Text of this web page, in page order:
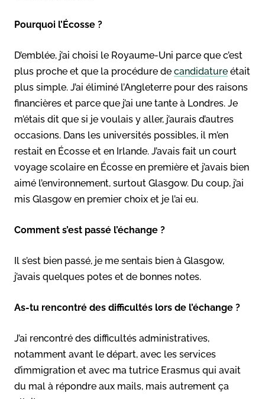
Pourquoi l’Écosse ?
D’emblée, j’ai choisi le Royaume-Uni parce que c’est
plus proche et que la procédure de candidature était
plus simple. J’ai éliminé l’Angleterre pour des raisons
financières et parce que j’ai une tante à Londres. Je
m’étais dit que si je voulais y aller, j’aurais d’autres
occasions. Dans les universités possibles, il m’en
restait en Écosse et en Irlande. J’avais fait un court
voyage scolaire en Écosse en première et j’avais bien
aimé l’environnement, surtout Glasgow. Du coup, j’ai
mis Glasgow en premier choix et je l’ai eu.
Comment s’est passé l’échange ?
Il s’est bien passé, je me sentais bien à Glasgow,
j’avais quelques potes et de bonnes notes.
As-tu rencontré des difficultés lors de l’échange ?
J’ai rencontré des difficultés administratives,
notamment avant le départ, avec les services
d’immigration et avec ma tutrice Erasmus qui avait
du mal à répondre aux mails, mais autrement ça